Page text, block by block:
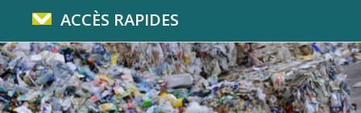
ACCÈS RAPIDES